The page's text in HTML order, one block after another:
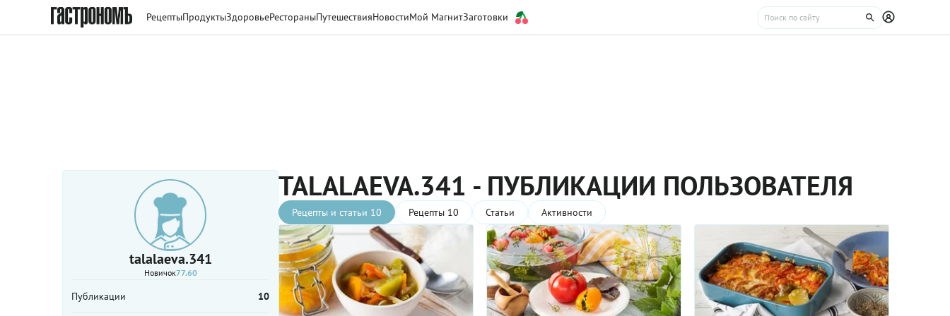
РецептыПродуктыЗдоровьеРестораныПутешествияНовостиМой МагнитЗаготовки
talalaeva.341
Новичок77.60
Публикации 10
TALALAEVA.341 - ПУБЛИКАЦИИ ПОЛЬЗОВАТЕЛЯ
Рецепты и статьи 10 Рецепты 10 Статьи Активности